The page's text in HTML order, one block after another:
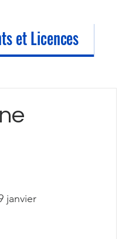
et Licences
janvier